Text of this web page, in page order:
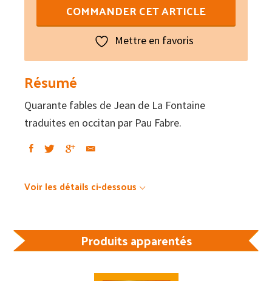
de
vivián
en
patz
COMMANDER CET ARTICLE
Mettre en favoris
Résumé
Quarante fables de Jean de La Fontaine
traduites en occitan par Pau Fabre.
Voir les détails ci-dessous
Produits apparentés